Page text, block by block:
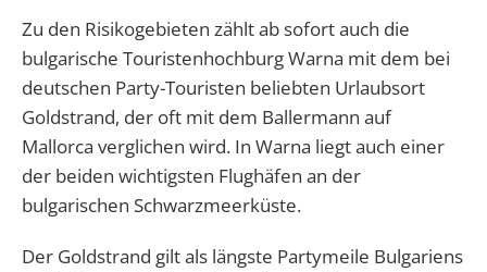
Zu den Risikogebieten zählt ab sofort auch die
bulgarische Touristenhochburg Warna mit dem bei
deutschen Party-Touristen beliebten Urlaubsort
Goldstrand, der oft mit dem Ballermann auf
Mallorca verglichen wird. In Warna liegt auch einer
der beiden wichtigsten Flughäfen an der
bulgarischen Schwarzmeerküste.
Der Goldstrand gilt als längste Partymeile Bulgariens